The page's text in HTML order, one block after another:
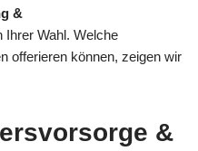
&
Ihrer Wahl. Welche
offerieren können, zeigen wir
&